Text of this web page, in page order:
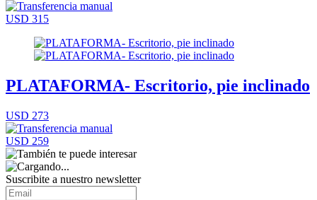
USD 315
PLATAFORMA- Escritorio, pie inclinado
USD 273
USD 259
Suscribite a nuestro newsletter